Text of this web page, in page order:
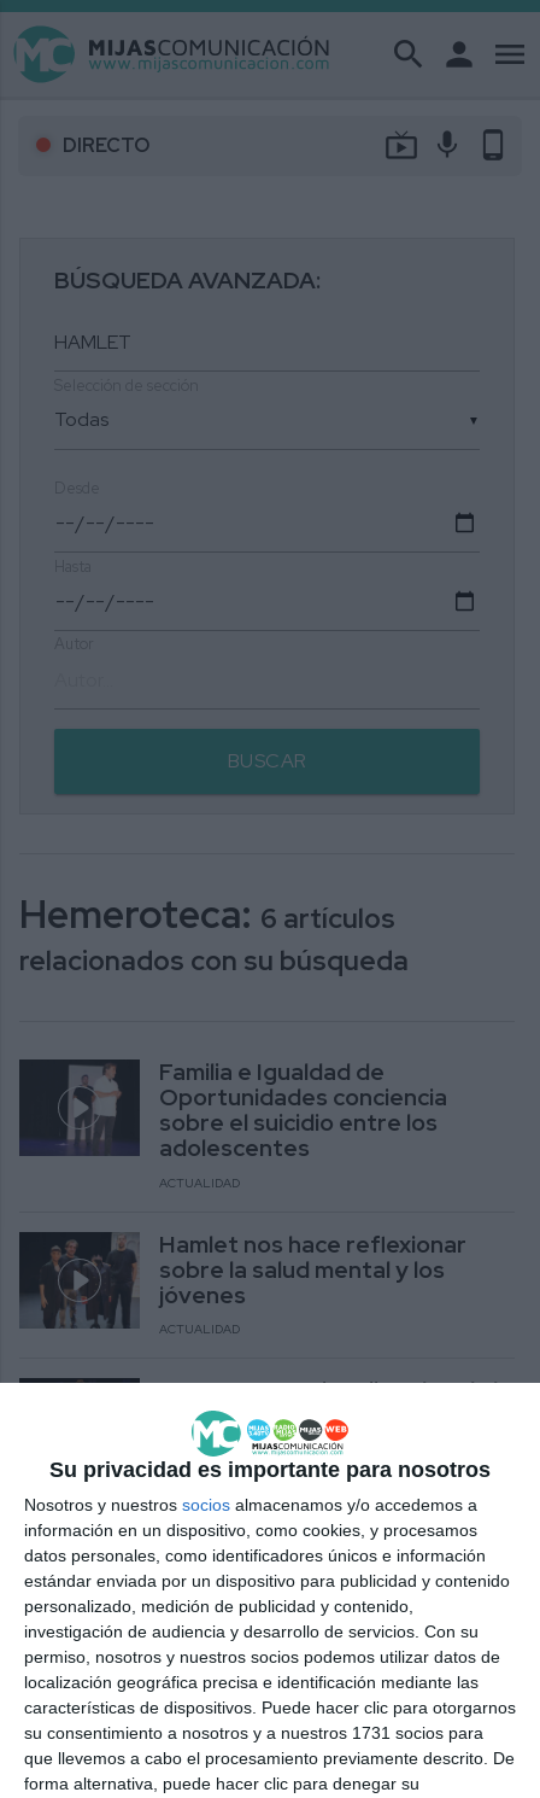
Su privacidad es importante para nosotros
Nosotros y nuestros socios almacenamos y/o accedemos a
información en un dispositivo, como cookies, y procesamos
datos personales, como identificadores únicos e información
estándar enviada por un dispositivo para publicidad y contenido
personalizado, medición de publicidad y contenido,
investigación de audiencia y desarrollo de servicios. Con su
permiso, nosotros y nuestros socios podemos utilizar datos de
localización geográfica precisa e identificación mediante las
características de dispositivos. Puede hacer clic para otorgarnos
su consentimiento a nosotros y a nuestros 1731 socios para
que llevemos a cabo el procesamiento previamente descrito. De
forma alternativa, puede hacer clic para denegar su
search person menu
DIRECTO live_tv mic phone_android
BÚSQUEDA AVANZADA:
▼
BUSCAR
Hemeroteca: 6 artículos
relacionados con su búsqueda
Familia e Igualdad de
Oportunidades conciencia
sobre el suicidio entre los
adolescentes
ACTUALIDAD
Hamlet nos hace reflexionar
sobre la salud mental y los
jóvenes
ACTUALIDAD
Teatro y terapia: Mijas aborda la
salud mental adolescente con
un Hamlet necesario
ACTUALIDAD
Jóvenes Clásicos trae al Manuel
España el 20 de mayo ‘Hamlet.
Ensayo en la tormenta’
ACTUALIDAD
Aplazada la sesión doble de
teatro para reflexionar sobre la
salud mental
ACTUALIDAD